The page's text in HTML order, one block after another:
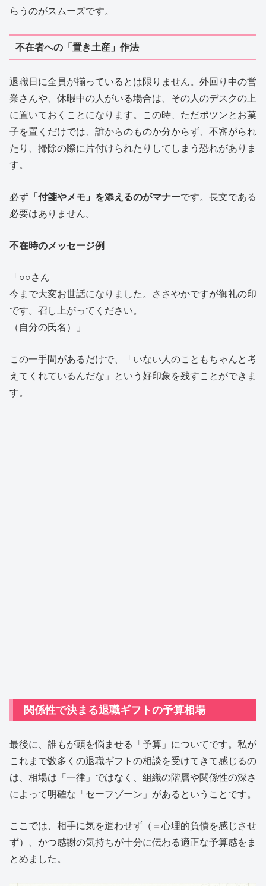
らうのがスムーズです。
不在者への「置き土産」作法
退職日に全員が揃っているとは限りません。外回り中の営
業さんや、休暇中の人がいる場合は、その人のデスクの上
に置いておくことになります。この時、ただポツンとお菓
子を置くだけでは、誰からのものか分からず、不審がられ
たり、掃除の際に片付けられたりしてしまう恐れがありま
す。
必ず 「付箋やメモ」を添えるのがマナーです。長文である
必要はありません。
不在時のメッセージ例
「○○さん
今まで大変お世話になりました。ささやかですが御礼の印
です。召し上がってください。
（自分の氏名）」
この一手間があるだけで、「いない人のこともちゃんと考
えてくれているんだな」という好印象を残すことができま
す。
関係性で決まる退職ギフトの予算相場
最後に、誰もが頭を悩ませる「予算」についてです。私が
これまで数多くの退職ギフトの相談を受けてきて感じるの
は、相場は「一律」ではなく、組織の階層や関係性の深さ
によって明確な「セーフゾーン」があるということです。
ここでは、相手に気を遣わせず（＝心理的負債を感じさせ
ず）、かつ感謝の気持ちが十分に伝わる適正な予算感をま
とめました。